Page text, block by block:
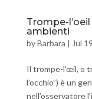
Trompe-
ambienti
byBarbara | Jul
Il trompe-l’œil, o
l’occhio”) è un
nell’osservatore